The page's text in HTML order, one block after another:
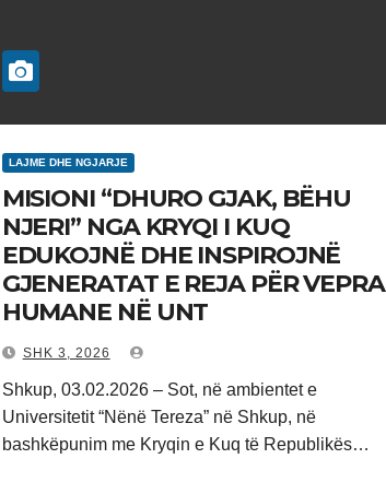
LAJME DHE NGJARJE
MISIONI “DHURO GJAK, BËHU
NJERI” NGA KRYQI I KUQ
EDUKOJNË DHE INSPIROJNË
GJENERATAT E REJA PËR VEPRA
HUMANE NË UNT
SHK 3, 2026
Shkup, 03.02.2026 – Sot, në ambientet e
Universitetit “Nënë Tereza” në Shkup, në
bashkëpunim me Kryqin e Kuq të Republikës…